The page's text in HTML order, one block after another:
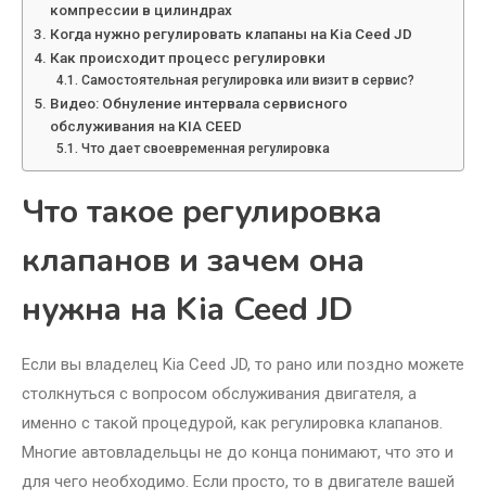
компрессии в цилиндрах
Когда нужно регулировать клапаны на Kia Ceed JD
Как происходит процесс регулировки
Самостоятельная регулировка или визит в сервис?
Видео: Обнуление интервала сервисного
обслуживания на KIA CEED
Что дает своевременная регулировка
Что такое регулировка
клапанов и зачем она
нужна на Kia Ceed JD
Если вы владелец Kia Ceed JD, то рано или поздно можете
столкнуться с вопросом обслуживания двигателя, а
именно с такой процедурой, как регулировка клапанов.
Многие автовладельцы не до конца понимают, что это и
для чего необходимо. Если просто, то в двигателе вашей